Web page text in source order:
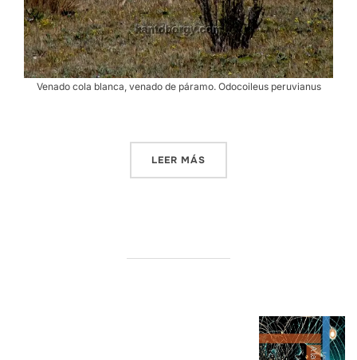
Venado cola blanca, venado de páramo. Odocoileus peruvianus
LEER MÁS